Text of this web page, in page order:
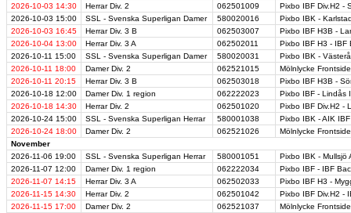
2026-10-03 14:30 Herrar Div. 2 062501009
Pixbo IBF Div.H2 -
2026-10-03 15:00 SSL - Svenska Superligan Damer 580020016
Pixbo IBK -
2026-10-03 16:45 Herrar Div. 3 B 062503007
Pixbo IBF H3B -
2026-10-04 13:00 Herrar Div. 3 A 062502011
Pixbo IBF H3 - IBF
2026-10-11 15:00 SSL - Svenska Superligan Damer 580020031
Pixbo IBK -
2026-10-11 18:00 Damer Div. 2 062521015
Mölnlycke
2026-10-11 20:15 Herrar Div. 3 B 062503018
Pixbo IBF H3B -
2026-10-18 12:00 Damer Div. 1 region 062222023
Pixbo IBF - Lindås
2026-10-18 14:30 Herrar Div. 2 062501020
Pixbo IBF Div.H2 -
2026-10-24 15:00 SSL - Svenska Superligan Herrar 580001038
Pixbo IBK - AIK IBF
2026-10-24 18:00 Damer Div. 2 062521026
Mölnlycke
November
2026-11-06 19:00 SSL - Svenska Superligan Herrar 580001051
Pixbo IBK - Mullsjö
2026-11-07 12:00 Damer Div. 1 region 062222034
Pixbo IBF - IBF
2026-11-07 14:15 Herrar Div. 3 A 062502033
Pixbo IBF H3 -
2026-11-15 14:30 Herrar Div. 2 062501042
Pixbo IBF Div.H2 -
2026-11-15 17:00 Damer Div. 2 062521037
Mölnlycke